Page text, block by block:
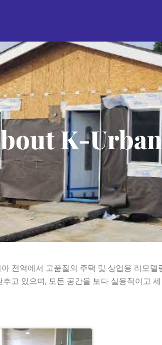
K-
전역에서 고품질의 주택 및 상업용 리모
고 있으며, 모든 공간을 보다 실용적이고